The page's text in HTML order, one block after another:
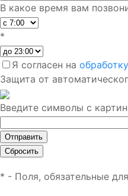
В какое время вам
*
Я согласен на
Защита от
Введите символы с
* - Поля, обязательные